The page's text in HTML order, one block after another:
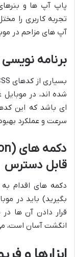
پاپ آپ ها و
تجربه کاربری را
آپ های مزاحم در
برنامه
شده اند، در
ای باشد که این
سرعت و عملکرد
قابل دسترس
دکمه های اقدام
بگیرید) باید در
قرار دادن آن ها
انگشت آسان است،